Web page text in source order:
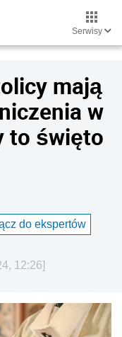
Serwisy
mają
w
to święto
do ekspertów
12:26]